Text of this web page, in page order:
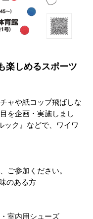
楽しめるスポーツ
ャや紙コップ飛ばしな
を企画・実施しまし
ク』などで、ワイワ
ご参加ください。
のある方
室内用シューズ